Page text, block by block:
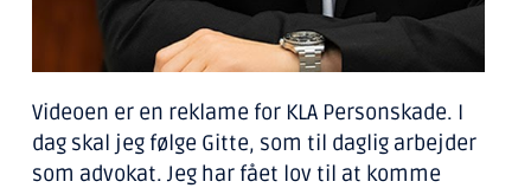
Videoen er en reklame for KLA Personskade. I
dag skal jeg følge Gitte, som til daglig arbejder
som advokat. Jeg har fået lov til at komme